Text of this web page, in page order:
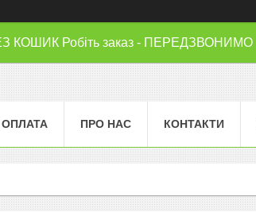
Робіть заказ - ПЕРЕДЗВОНИМО
ОПЛАТА ПРО НАС КОНТАКТИ